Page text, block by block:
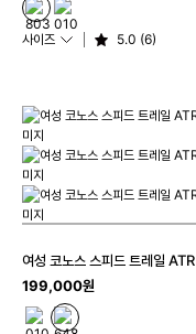
사이즈 5.0 (6)
여성 코노스 스피드 트레일 ATR
199,000원